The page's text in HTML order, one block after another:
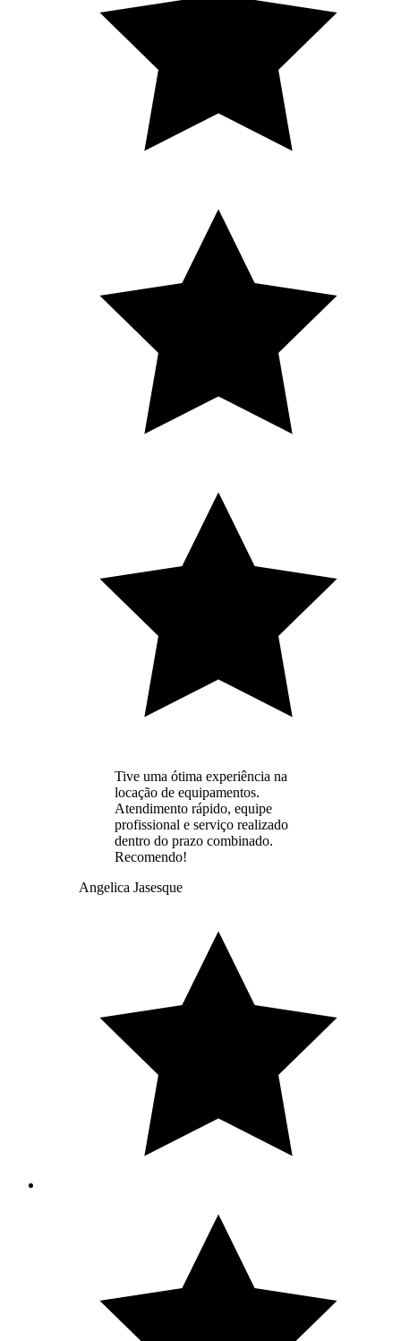
Tive uma ótima experiência na
locação de equipamentos.
Atendimento rápido, equipe
profissional e serviço realizado
dentro do prazo combinado.
Recomendo!
Angelica Jasesque